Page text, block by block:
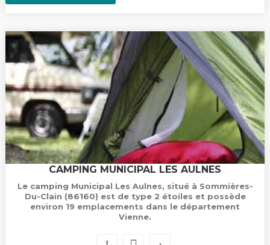
CAMPING MUNICIPAL LES AULNES
Le camping Municipal Les Aulnes, situé à Sommières-
Du-Clain (86160) est de type 2 étoiles et possède
environ 19 emplacements dans le département
Vienne.